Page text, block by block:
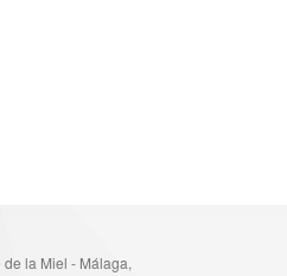
la Miel - Málaga,